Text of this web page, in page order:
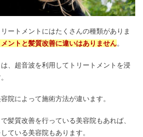
ートメントにはたくさんの種類がありま
ントと髪質改善に違いはありません。
、超音波を利用してトリートメントを浸
院によって施術方法が違います。
髪質改善を行っている美容院もあれば、
ている美容院もあります。